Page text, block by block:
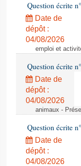
Question écrite
Date de
dépôt :
04/08/2026
emploi et
Question écrite
Date de
dépôt :
04/08/2026
animaux -
Question écrite
Date de
dépôt :
04/08/2026